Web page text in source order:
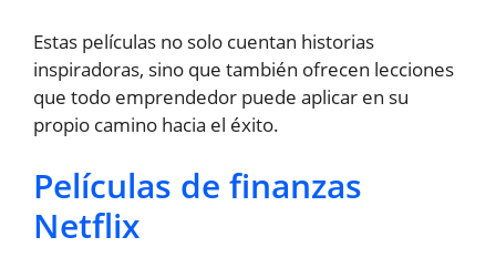
Estas películas no solo cuentan historias
inspiradoras, sino que también ofrecen lecciones
que todo emprendedor puede aplicar en su
propio camino hacia el éxito.
Películas de finanzas
Netflix